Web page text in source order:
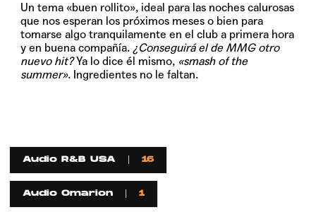
Un tema «buen rollito», ideal para las noches calurosas
que nos esperan los próximos meses o bien para
tomarse algo tranquilamente en el club a primera hora
y en buena compañía. ¿Conseguirá el de MMG otro
nuevo hit?Ya lo dice él mismo, «smash of the
summer». Ingredientes no le faltan.
Audio R&B USA 16
Audio Omarion 1